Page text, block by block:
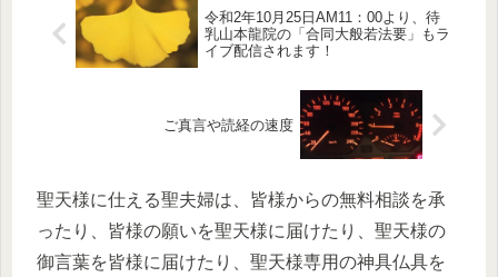
令和2年10月25日AM11：00より、待
乳山本龍院の「合同大般若法要」もラ
イブ配信されます！
ご真言や読経の速度
聖天様に仕える聖夫婦は、皆様からの無料相談を承
ったり、皆様の願いを聖天様に届けたり、聖天様の
御言葉を皆様に届けたり、聖天様専用の神具仏具を